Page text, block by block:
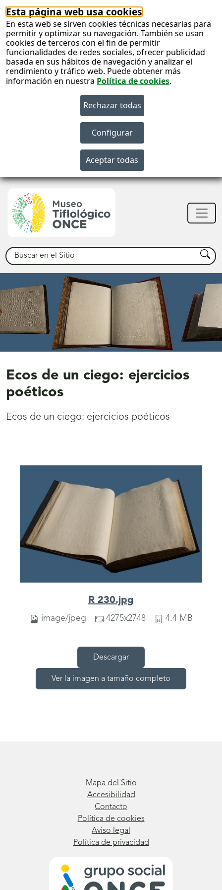
Esta página web usa cookies
En esta web se sirven cookies técnicas necesarias para
permitir y optimizar su navegación. También se usan
cookies de terceros con el fin de permitir
funcionalidades de redes sociales, ofrecer publicidad
basada en sus hábitos de navegación y analizar el
rendimiento y tráfico web. Puede obtener más
información en nuestra Política de cookies.
Buscar Buscar
Ecos de un ciego: ejercicios
poéticos
Ecos de un ciego: ejercicios poéticos
R 230.jpg
image/jpeg 4275x2748 4.4 MB
Descargar
Ver la imagen a tamaño completo
Mapa del Sitio
Accesibilidad
Contacto
Política de cookies
Aviso legal
Política de privacidad